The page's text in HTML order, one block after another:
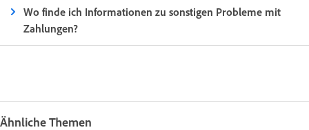
Wo finde ich Informationen zu sonstigen Probleme mit
Zahlungen?
Ähnliche Themen